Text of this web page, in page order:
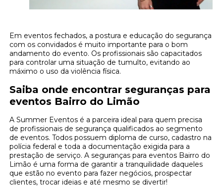
Em eventos fechados, a postura e educação do segurança
com os convidados é muito importante para o bom
andamento do evento. Os profissionais são capacitados
para controlar uma situação de tumulto, evitando ao
máximo o uso da violência física.
Saiba onde encontrar seguranças para
eventos Bairro do Limão
A Summer Eventos é a parceira ideal para quem precisa
de profissionais de segurança qualificados ao segmento
de eventos. Todos possuem diploma de curso, cadastro na
polícia federal e toda a documentação exigida para a
prestação de serviço. A seguranças para eventos Bairro do
Limão é uma forma de garantir a tranquilidade daqueles
que estão no evento para fazer negócios, prospectar
clientes, trocar ideias e até mesmo se divertir!